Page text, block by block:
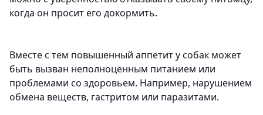
когда он просит его докормить.
Вместе с тем повышенный аппетит у собак может
быть вызван неполноценным питанием или
проблемами со здоровьем. Например, нарушением
обмена веществ, гастритом или паразитами.